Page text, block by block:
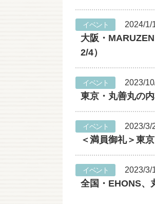
イベント 2024/
大阪・
2/4）
イベント 2023/
東京・丸善丸の
イベント 2023/3/
＜満員御礼＞東
イベント 2023/
全国・EHONS、